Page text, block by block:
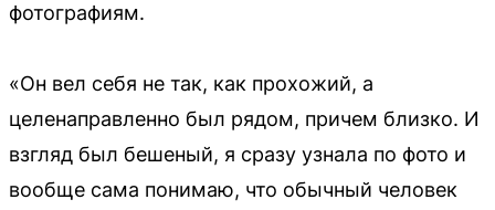
фотографиям.
«Он вел себя не так, как прохожий, а
целенаправленно был рядом, причем близко. И
взгляд был бешеный, я сразу узнала по фото и
вообще сама понимаю, что обычный человек